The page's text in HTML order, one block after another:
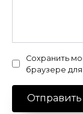
Сохранить
браузере